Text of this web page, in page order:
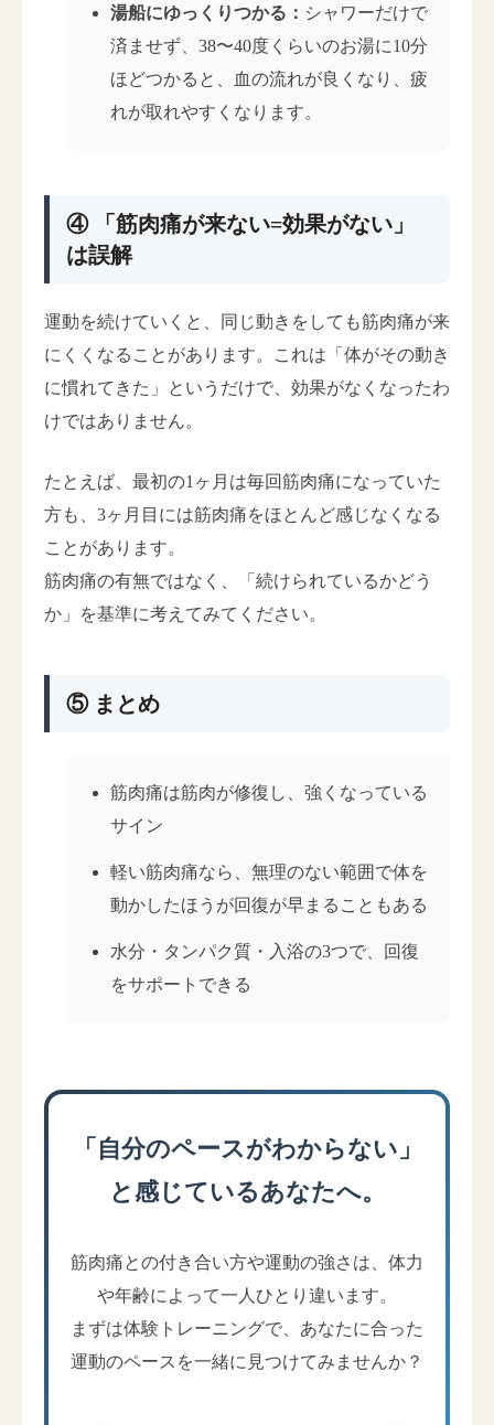
湯船にゆっくりつかる： シャワーだけで
済ませず、38〜40度くらいのお湯に10分
ほどつかると、血の流れが良くなり、疲
れが取れやすくなります。
④ 「筋肉痛が来ない=効果がない」
は誤解
運動を続けていくと、同じ動きをしても筋肉痛が来
にくくなることがあります。これは「体がその動き
に慣れてきた」というだけで、効果がなくなったわ
けではありません。
たとえば、最初の1ヶ月は毎回筋肉痛になっていた
方も、3ヶ月目には筋肉痛をほとんど感じなくなる
ことがあります。
筋肉痛の有無ではなく、「続けられているかどう
か」を基準に考えてみてください。
⑤ まとめ
筋肉痛は筋肉が修復し、強くなっている
サイン
軽い筋肉痛なら、無理のない範囲で体を
動かしたほうが回復が早まることもある
水分・タンパク質・入浴の3つで、回復
をサポートできる
「自分のペースがわからない」
と感じているあなたへ。
筋肉痛との付き合い方や運動の強さは、体力
や年齢によって一人ひとり違います。
まずは体験トレーニングで、あなたに合った
運動のペースを一緒に見つけてみませんか？